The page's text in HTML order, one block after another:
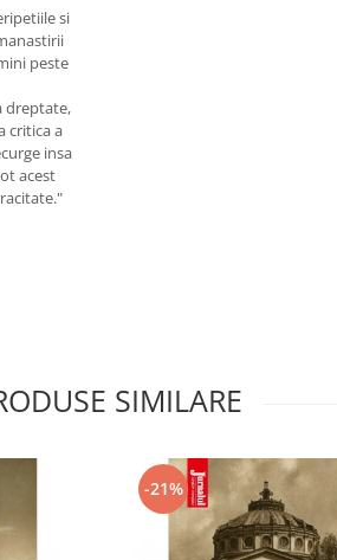
si
peste
dreptate,
critica a
insa
acest
SIMILARE
-21%